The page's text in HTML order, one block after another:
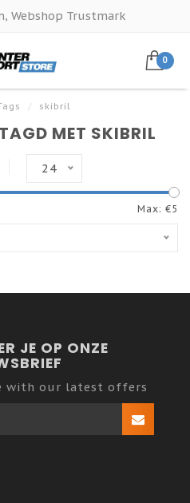
Webshop Trustmark
0
/ skibril
MET SKIBRIL
24
Max: €5
JE OP ONZE
with our latest offers